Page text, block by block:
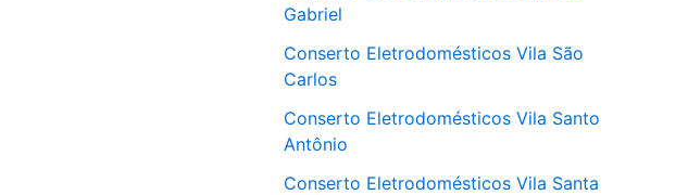
Gabriel
Conserto Eletrodomésticos Vila São
Carlos
Conserto Eletrodomésticos Vila Santo
Antônio
Conserto Eletrodomésticos Vila Santa